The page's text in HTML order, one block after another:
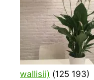
wallisii) (125 193)